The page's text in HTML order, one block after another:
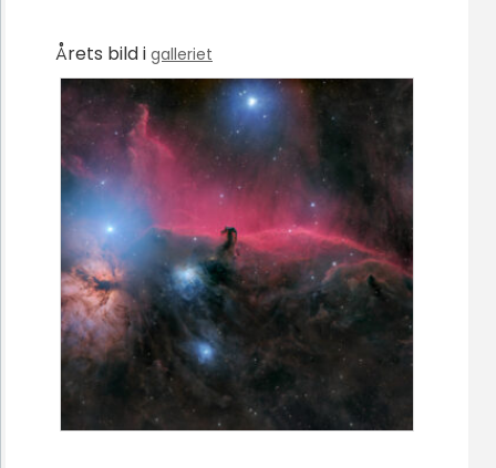
Årets bild i galleriet